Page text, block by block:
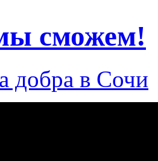
сможем!
добра в Сочи